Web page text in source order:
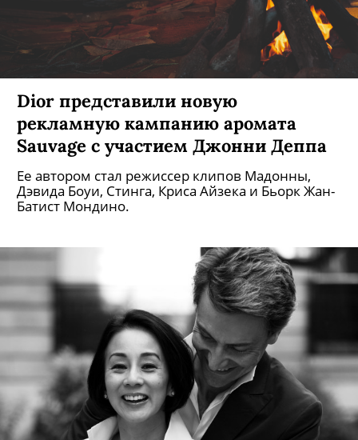
Dior представили новую
рекламную кампанию аромата
Sauvage с участием Джонни Деппа
Ее автором стал режиссер клипов Мадонны,
Дэвида Боуи, Стинга, Криса Айзека и Бьорк Жан-
Батист Мондино.